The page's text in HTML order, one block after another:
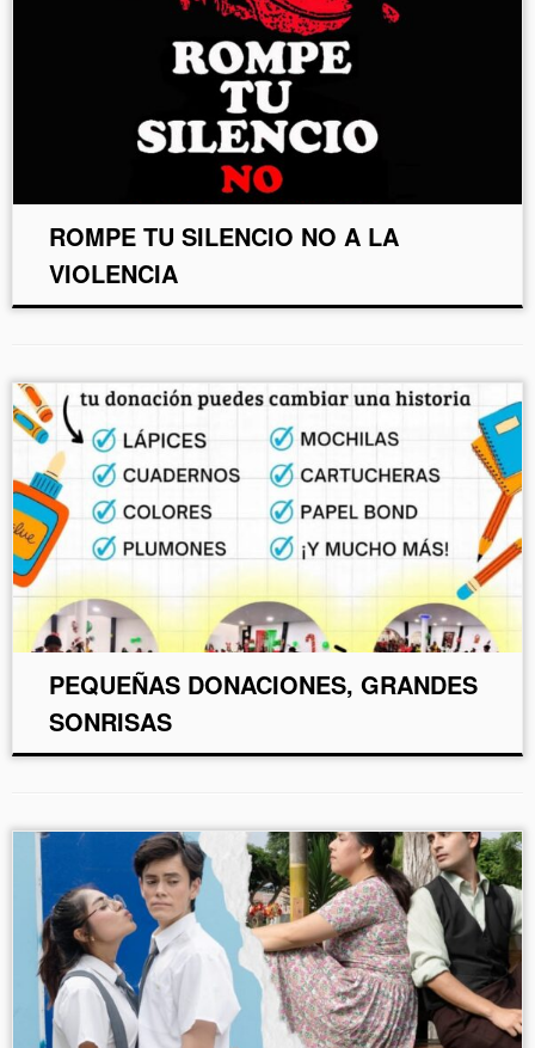
ROMPE TU SILENCIO NO A LA
VIOLENCIA
PEQUEÑAS DONACIONES, GRANDES
SONRISAS